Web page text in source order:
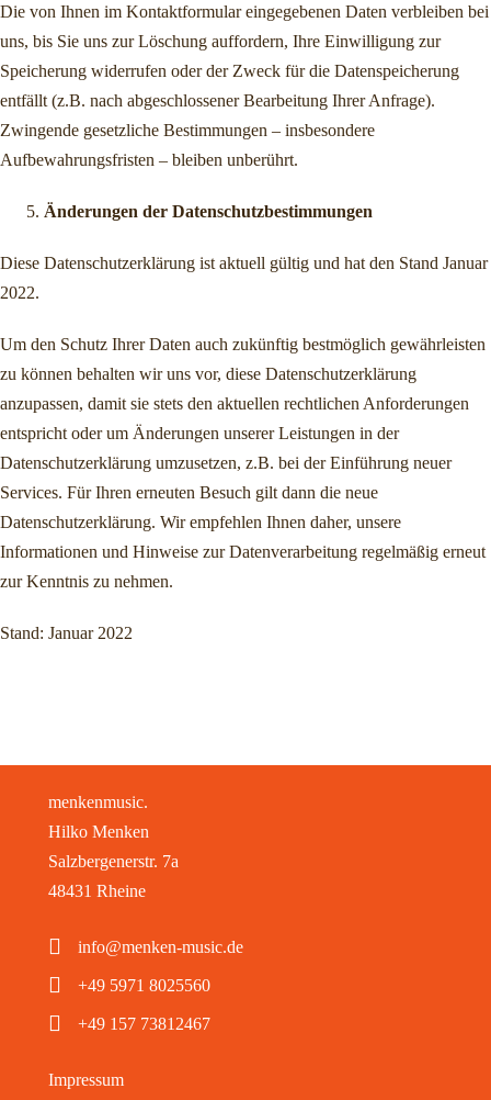
Die von Ihnen im Kontaktformular eingegebenen Daten verbleiben bei
uns, bis Sie uns zur Löschung auffordern, Ihre Einwilligung zur
Speicherung widerrufen oder der Zweck für die Datenspeicherung
entfällt (z.B. nach abgeschlossener Bearbeitung Ihrer Anfrage).
Zwingende gesetzliche Bestimmungen – insbesondere
Aufbewahrungsfristen – bleiben unberührt.
Änderungen der Datenschutzbestimmungen
Diese Datenschutzerklärung ist aktuell gültig und hat den Stand Januar
2022.
Um den Schutz Ihrer Daten auch zukünftig bestmöglich gewährleisten
zu können behalten wir uns vor, diese Datenschutzerklärung
anzupassen, damit sie stets den aktuellen rechtlichen Anforderungen
entspricht oder um Änderungen unserer Leistungen in der
Datenschutzerklärung umzusetzen, z.B. bei der Einführung neuer
Services. Für Ihren erneuten Besuch gilt dann die neue
Datenschutzerklärung. Wir empfehlen Ihnen daher, unsere
Informationen und Hinweise zur Datenverarbeitung regelmäßig erneut
zur Kenntnis zu nehmen.
Stand: Januar 2022
menkenmusic.
Hilko Menken
Salzbergenerstr. 7a
48431 Rheine
info@menken-music.de
+49 5971 8025560
+49 157 73812467
Impressum